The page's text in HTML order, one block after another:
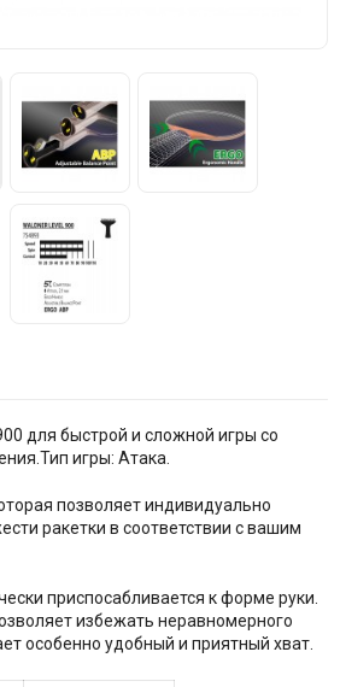
для быстрой и сложной игры со
игры: Атака.
позволяет индивидуально
ракетки в соответствии с вашим
приспосабливается к форме руки.
избежать неравномерного
особенно удобный и приятный хват.